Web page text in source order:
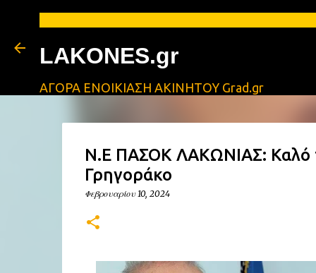
LAKONES.gr
ΑΓΟΡΑ ΕΝΟΙΚΙΑΣΗ ΑΚΙΝΗΤΟΥ Grad.gr
Ν.Ε ΠΑΣΟΚ ΛΑΚΩΝΙΑΣ: Καλό
Γρηγοράκο
Φεβρουαρίου 10, 2024